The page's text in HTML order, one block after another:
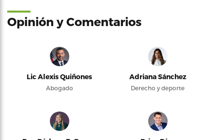
Opinión y Comentarios
Lic Alexis Quiñones
Abogado
Adriana Sánchez
Derecho y deporte